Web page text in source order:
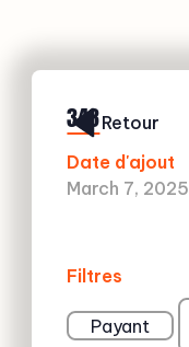
343
Date d'ajout
March 7, 2025
Filtres
Payant
Retour